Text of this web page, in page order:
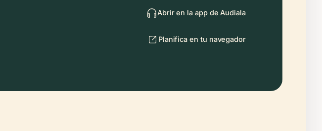
Abrir en la app de Audiala
Planifica en tu navegador